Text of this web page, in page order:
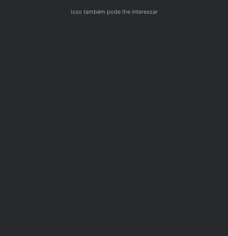
Isso também pode lhe interessar